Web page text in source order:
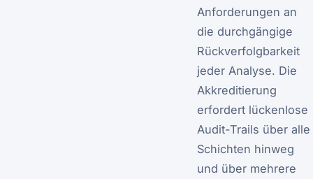
Anforderungen an
die durchgängige
Rückverfolgbarkeit
jeder Analyse. Die
Akkreditierung
erfordert lückenlose
Audit-Trails über alle
Schichten hinweg
und über mehrere